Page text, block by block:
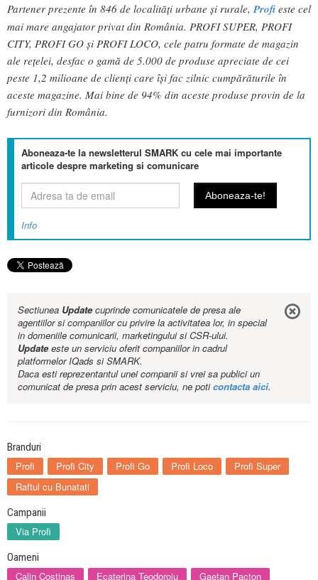
Partener prezente în 846 de localități urbane și rurale, Profi este cel
mai mare angajator privat din România. PROFI SUPER, PROFI
CITY, PROFI GO și PROFI LOCO, cele patru formate de magazin
ale rețelei, desfac o gamă de 5.000 de produse apreciate de cei
peste 1,2 milioane de clienți care își fac zilnic cumpărăturile în
aceste magazine. Mai bine de 94% din aceste produse provin de la
furnizori din România.
Aboneaza-te la newsletterul SMARK cu cele mai importante
articole despre marketing si comunicare
Info
Sectiunea Updatecuprinde comunicatele de presa ale
agentiilor si companiilor cu privire la activitatea lor, in special
in domeniile comunicarii, marketingului si CSR-ului.
Updateeste un serviciu oferit companiilor in cadrul
platformelor IQads si SMARK.
Daca esti reprezentantul unei companii si vrei sa publici un
comunicat de presa prin acest serviciu, ne poticontacta aici.
Branduri
Profi Profi City Profi Go Profi Loco
Profi Super
Raftul cu Bunatati
Campanii
Via Profi
Oameni
Calin Costinas Ecaterina Teodoroiu Gaetan Pacton